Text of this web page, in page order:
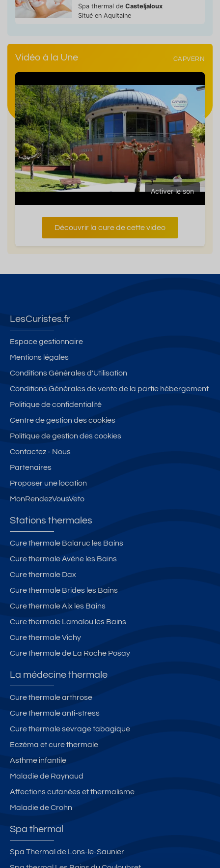
Spa thermal de Casteljaloux
Situé en Aquitaine
Vidéo à la Une CAPVERN
Activer le son
Découvrir la cure de cette video
LesCuristes.fr
Espace gestionnaire
Mentions légales
Conditions Générales d'Utilisation
Conditions Générales de vente de la partie hébergement
Politique de confidentialité
Centre de gestion des cookies
Politique de gestion des cookies
Contactez - Nous
Partenaires
Proposer une location
MonRendezVousVeto
Stations thermales
Cure thermale Balaruc les Bains
Cure thermale Avène les Bains
Cure thermale Dax
Cure thermale Brides les Bains
Cure thermale Aix les Bains
Cure thermale Lamalou les Bains
Cure thermale Vichy
Cure thermale de La Roche Posay
La médecine thermale
Cure thermale arthrose
Cure thermale anti-stress
Cure thermale sevrage tabagique
Eczéma et cure thermale
Asthme infantile
Maladie de Raynaud
Affections cutanées et thermalisme
Maladie de Crohn
Spa thermal
Spa Thermal de Lons-le-Saunier